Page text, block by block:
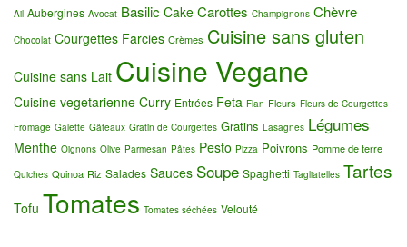
Ail Aubergines Avocat Basilic Cake Carottes Champignons Chèvre
Chocolat Courgettes Farcies Crèmes Cuisine sans gluten
Cuisine sans Lait Cuisine Vegane
Cuisine vegetarienne Curry Entrées Feta Flan Fleurs Fleurs de Courgettes
Fromage Galette Gâteaux Gratin de Courgettes Gratins Lasagnes Légumes
Menthe Oignons Olive Parmesan Pâtes Pesto Pizza Poivrons Pomme de terre
Quiches Quinoa Riz Salades Sauces Soupe Spaghetti Tagliatelles Tartes
Tofu Tomates Tomates séchées Velouté